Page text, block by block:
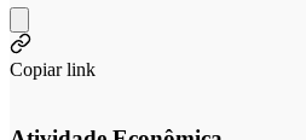
Copiar link